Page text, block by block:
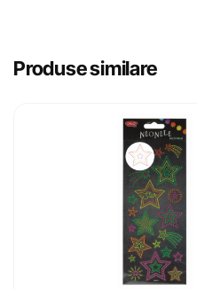
Produse similare